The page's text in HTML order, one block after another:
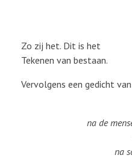
Zo zij het. Dit is het
Tekenen van bestaan.
Vervolgens een gedicht
na de
na